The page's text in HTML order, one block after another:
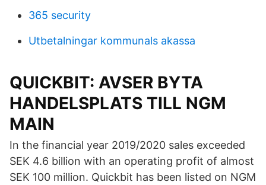
365 security
Utbetalningar kommunals akassa
QUICKBIT: AVSER BYTA
HANDELSPLATS TILL NGM
MAIN
In the financial year 2019/2020 sales exceeded
SEK 4.6 billion with an operating profit of almost
SEK 100 million. Quickbit has been listed on NGM